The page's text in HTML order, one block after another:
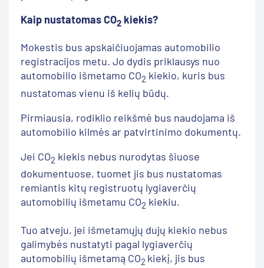
Kaip nustatomas CO2 kiekis?
Mokestis bus apskaičiuojamas automobilio
registracijos metu. Jo dydis priklausys nuo
automobilio išmetamo CO2 kiekio, kuris bus
nustatomas vienu iš kelių būdų.
Pirmiausia, rodiklio reikšmė bus naudojama iš
automobilio kilmės ar patvirtinimo dokumentų.
Jei CO2 kiekis nebus nurodytas šiuose
dokumentuose, tuomet jis bus nustatomas
remiantis kitų registruotų lygiaverčių
automobilių išmetamu CO2 kiekiu.
Tuo atveju, jei išmetamųjų dujų kiekio nebus
galimybės nustatyti pagal lygiaverčių
automobilių išmetamą CO2 kiekį, jis bus